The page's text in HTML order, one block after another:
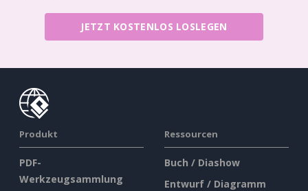
JETZT KOSTENLOS LOSLEGEN
Produkt
PDF-
Werkzeugsammlung
Ressourcen
Buch / Diashow
Entwurf / Diagramm